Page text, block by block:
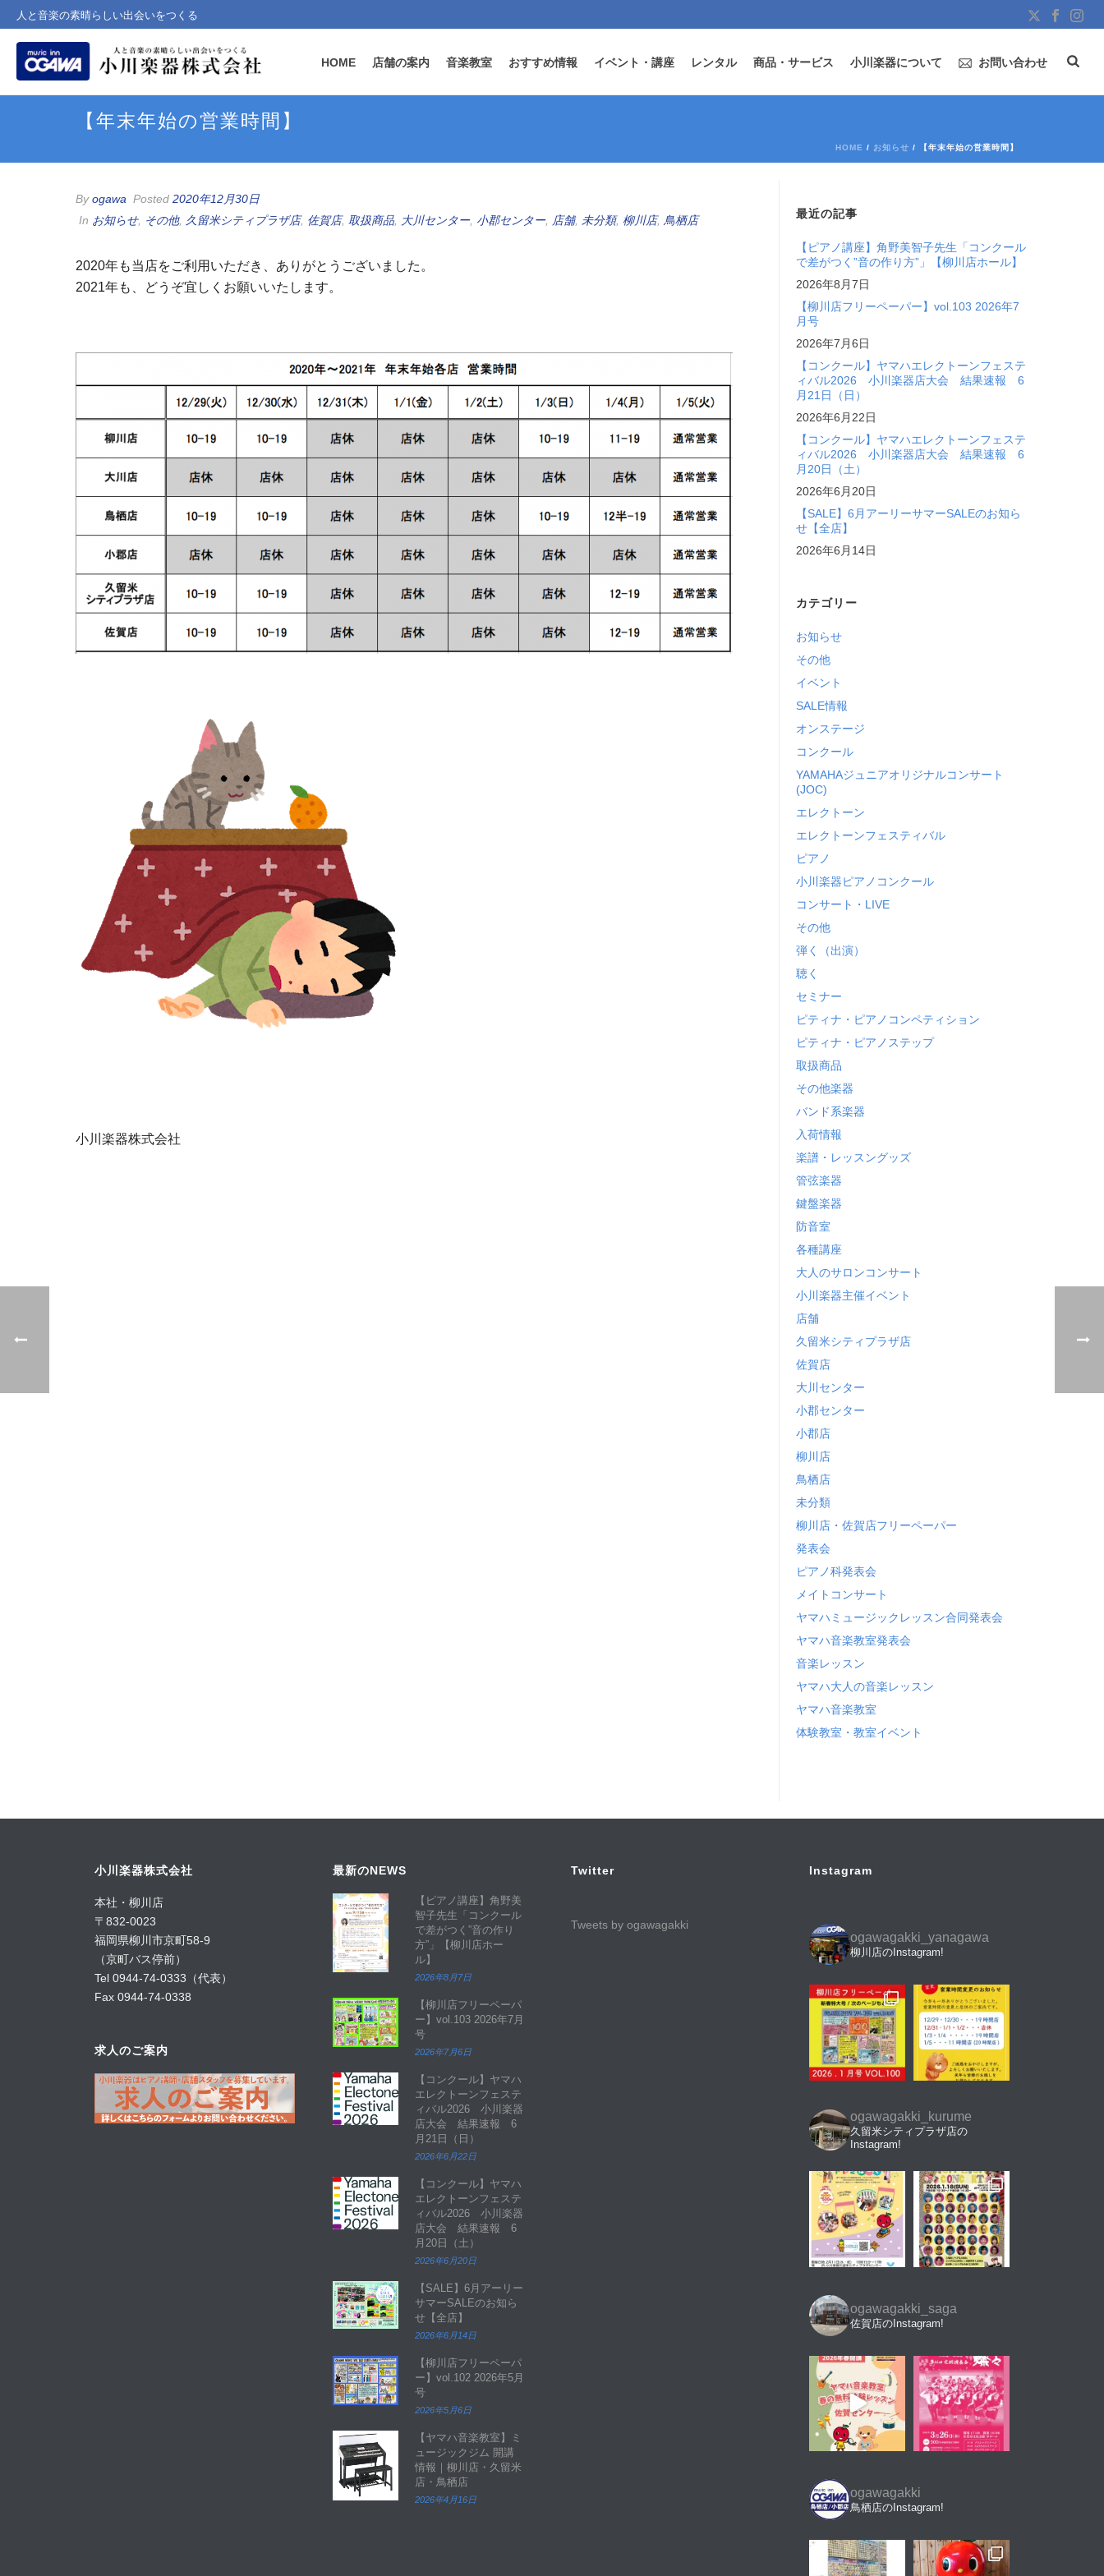
人と音楽の素晴らしい出会いをつくる
HOME 店舗の案内 音楽教室 おすすめ情報 イベント・講座 レンタル 商品・サービス 小川楽器について お問い合わせ
【年末年始の営業時間】
HOME / お知らせ / 【年末年始の営業時間】
Byogawa Posted 2020年12月30日
In お知らせ, その他, 久留米シティプラザ店, 佐賀店, 取扱商品 大川センター, 小郡センター, 店舗, 未分類, 柳川店, 鳥栖店
2020年も当店をご利用いただき、ありがとうございました。
2021年も、どうぞ宜しくお願いいたします。
小川楽器株式会社
最近の記事
【ピアノ講座】角野美智子先生「コンクール
で差がつく”音の作り方”」【柳川店ホール】
2026年8月7日
【柳川店フリーペーパー】vol.103 2026年7
月号
2026年7月6日
【コンクール】ヤマハエレクトーンフェステ
ィバル2026 小川楽器店大会 結果速報 6
月21日（日）
2026年6月22日
【コンクール】ヤマハエレクトーンフェステ
ィバル2026 小川楽器店大会 結果速報 6
月20日（土）
2026年6月20日
【SALE】6月アーリーサマーSALEのお知ら
せ【全店】
2026年6月14日
カテゴリー
お知らせ
その他
イベント
SALE情報
オンステージ
コンクール
YAMAHAジュニアオリジナルコンサート
(JOC)
エレクトーン
エレクトーンフェスティバル
ピアノ
小川楽器ピアノコンクール
コンサート・LIVE
その他
弾く（出演）
聴く
セミナー
ピティナ・ピアノコンペティション
ピティナ・ピアノステップ
取扱商品
その他楽器
バンド系楽器
入荷情報
楽譜・レッスングッズ
管弦楽器
鍵盤楽器
防音室
各種講座
大人のサロンコンサート
小川楽器主催イベント
店舗
久留米シティプラザ店
佐賀店
大川センター
小郡センター
小郡店
柳川店
鳥栖店
未分類
柳川店・佐賀店フリーペーパー
発表会
ピアノ科発表会
メイトコンサート
ヤマハミュージックレッスン合同発表会
ヤマハ音楽教室発表会
音楽レッスン
ヤマハ大人の音楽レッスン
ヤマハ音楽教室
体験教室・教室イベント
小川楽器株式会社
本社・柳川店
〒832-0023
福岡県柳川市京町58-9
（京町バス停前）
Tel 0944-74-0333（代表）
Fax 0944-74-0338
求人のご案内
最新のNEWS
【ピアノ講座】角野美
智子先生「コンクール
で差がつく”音の作り
方”」【柳川店ホー
ル】
2026年8月7日
【柳川店フリーペーパ
ー】vol.103 2026年7月
号
2026年7月6日
【コンクール】ヤマハ
エレクトーンフェステ
ィバル2026 小川楽器
店大会 結果速報 6
月21日（日）
2026年6月22日
【コンクール】ヤマハ
エレクトーンフェステ
ィバル2026 小川楽器
店大会 結果速報 6
月20日（土）
2026年6月20日
【SALE】6月アーリー
サマーSALEのお知ら
せ【全店】
2026年6月14日
【柳川店フリーペーパ
ー】vol.102 2026年5月
号
2026年5月6日
【ヤマハ音楽教室】ミ
ュージックジム 開講
情報｜柳川店・久留米
店・鳥栖店
2026年4月16日
Twitter
Tweets by ogawagakki
Instagram
ogawagakki_yanagawa
柳川店のInstagram!
ogawagakki_kurume
久留米シティプラザ店の
Instagram!
ogawagakki_saga
佐賀店のInstagram!
ogawagakki
鳥栖店のInstagram!